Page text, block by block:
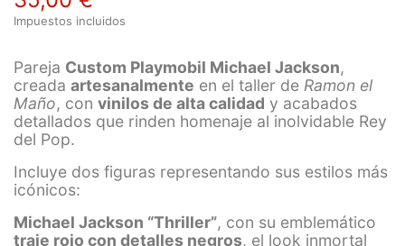
Impuestos incluidos
Pareja Custom Playmobil Michael Jackson,
creada artesanalmente en el taller de Ramon el
Maño, con vinilos de alta calidad y acabados
detallados que rinden homenaje al inolvidable Rey
del Pop.
Incluye dos figuras representando sus estilos más
icónicos:
Michael Jackson “Thriller”, con su emblemático
traje rojo con detalles negros, el look inmortal